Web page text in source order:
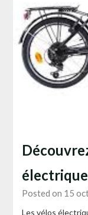
Posted on 15
Les vélos